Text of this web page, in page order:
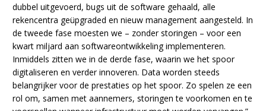
dubbel uitgevoerd, bugs uit de software gehaald, alle
rekencentra geüpgraded en nieuw management aangesteld. In
de tweede fase moesten we – zonder storingen – voor een
kwart miljard aan softwareontwikkeling implementeren.
Inmiddels zitten we in de derde fase, waarin we het spoor
digitaliseren en verder innoveren. Data worden steeds
belangrijker voor de prestaties op het spoor. Zo spelen ze een
rol om, samen met aannemers, storingen te voorkomen en te